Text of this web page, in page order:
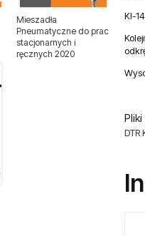
3/8"
1/2"
3/4"
1"
1 1/2"
klucze
Mieszadła
Pneumatyczne do prac
stacjonarnych i
ręcznych 2020
KI-
DTR